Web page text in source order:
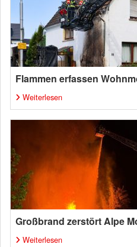
Flammen erfassen
Weiterlesen
Großbrand zerstört Alpe
Weiterlesen